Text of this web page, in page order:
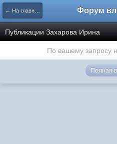
← На главную
Публикации Захарова Ирина
По вашему запросу
Полная